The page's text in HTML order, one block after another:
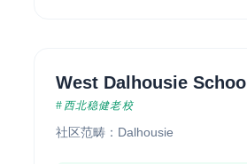
West Dalhousie School
#西北稳健老校
社区范畴：Dalhousie